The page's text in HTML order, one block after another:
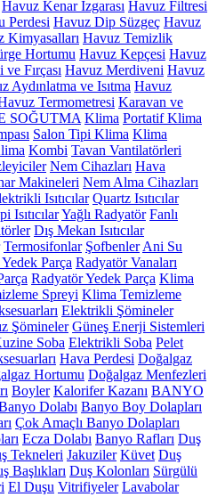
Havuz Kenar Izgarası Havuz Filtresi
Perdesi Havuz Dip Süzgeç Havuz
Kimyasalları Havuz Temizlik
Hortumu Havuz Kepçesi Havuz
Fırçası Havuz Merdiveni Havuz
Aydınlatma ve Isıtma Havuz
Termometresi Karavan ve
SOĞUTMA Klima Portatif Klima
Salon Tipi Klima Klima
Kombi Tavan Vantilatörleri
Nem Cihazları Hava
Makineleri Nem Alma Cihazları
Isıtıcılar Quartz Isıtıcılar
IsıtıcılarYağlı Radyatör Fanlı
Dış Mekan Isıtıcılar
Termosifonlar Şofbenler Ani Su
Parça Radyatör Vanaları
Radyatör Yedek Parça Klima
Spreyi Klima Temizleme
Elektrikli Şömineler
Şömineler Güneş Enerji Sistemleri
Soba Elektrikli Soba Pelet
Hava Perdesi Doğalgaz
Hortumu Doğalgaz Menfezleri
Boyler Kalorifer Kazanı BANYO
Dolabı Banyo Boy Dolapları
Çok Amaçlı Banyo Dolapları
Ecza Dolabı Banyo Rafları Duş
Tekneleri Jakuziler Küvet Duş
Başlıkları Duş Kolonları Sürgülü
El Duşu Vitrifiyeler Lavabolar